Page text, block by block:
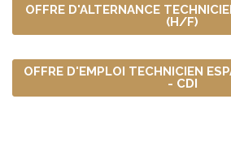
OFFRE D'ALTERNANCE
(H/F)
OFFRE D'EMPLOI TECHNICIEN
- CDI